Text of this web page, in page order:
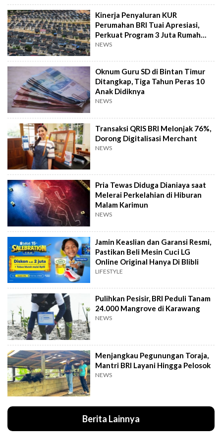
Kinerja Penyaluran KUR
Perumahan BRI Tuai Apresiasi,
Perkuat Program 3 Juta Rumah
Pemerintah
NEWS
Oknum Guru SD di Bintan Timur
Ditangkap, Tiga Tahun Peras 10
Anak Didiknya
NEWS
Transaksi QRIS BRI Melonjak 76%,
Dorong Digitalisasi Merchant
NEWS
Pria Tewas Diduga Dianiaya saat
Melerai Perkelahian di Hiburan
Malam Karimun
NEWS
Jamin Keaslian dan Garansi Resmi,
Pastikan Beli Mesin Cuci LG
Online Original Hanya Di Blibli
LIFESTYLE
Pulihkan Pesisir, BRI Peduli Tanam
24.000 Mangrove di Karawang
NEWS
Menjangkau Pegunungan Toraja,
Mantri BRI Layani Hingga Pelosok
NEWS
Berita Lainnya